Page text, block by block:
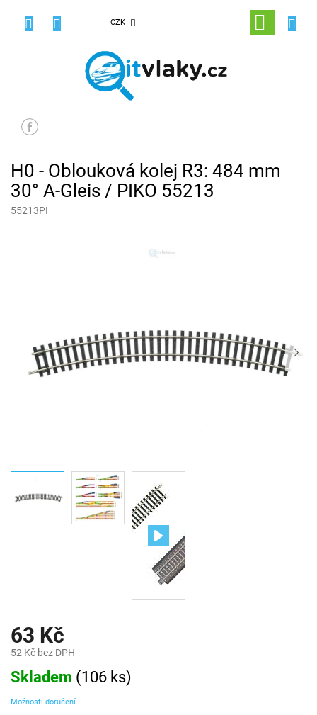
CZK
NÁKUPNÍ
KOŠÍK
H0 - Oblouková kolej R3: 484 mm
30° A-Gleis / PIKO 55213
55213PI
63 Kč
52 Kč bez DPH
Měrná
cena:
Skladem (106 ks)
Možnosti doručení